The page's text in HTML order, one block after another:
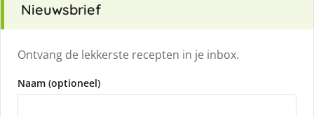
Nieuwsbrief
Ontvang de lekkerste recepten in je inbox.
Naam (optioneel)